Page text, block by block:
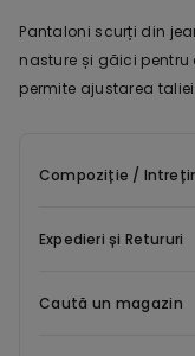
Pantaloni scurți din
nasture și găici pentru
permite ajustarea taliei.
Compoziție /
Expedieri și Retururi
Caută un magazin